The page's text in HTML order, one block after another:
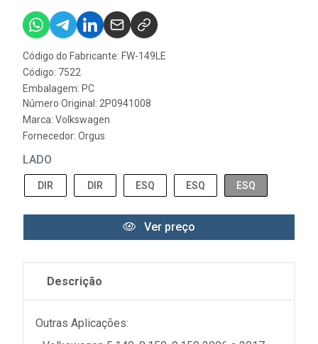
Código do Fabricante: FW-149LE
Código: 7522
Embalagem: PC
Número Original: 2P0941008
Marca: Volkswagen
Fornecedor: Orgus
LADO
DIR DIR ESQ ESQ ESQ
Ver preço
Descrição
Outras Aplicações: